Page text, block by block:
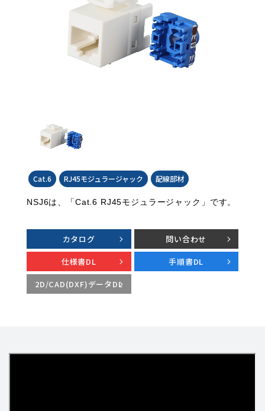
Cat.6 RJ45モジュラージャック 配線部材
NSJ6は、「Cat.6 RJ45モジュラージャック」です。
カタログ
問い合わせ
仕様書DL
手順書DL
2D/CAD(DXF)データDL